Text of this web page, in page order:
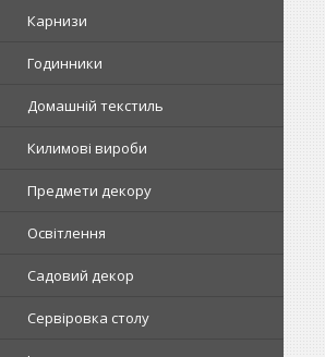
Карнизи
Годинники
Домашній текстиль
Килимові вироби
Предмети декору
Освітлення
Садовий декор
Сервіровка столу